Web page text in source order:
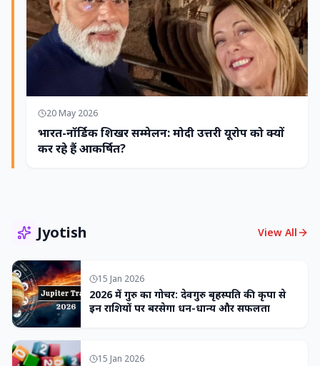
20 May 2026
भारत-नॉर्डिक शिखर सम्मेलन: मोदी उत्तरी यूरोप को क्यों
कर रहे हैं आकर्षित?
Jyotish View All
15 Jan 2026
2026 में गुरु का गोचर: देवगुरु बृहस्पति की कृपा से
इन राशियों पर बरसेगा धन-धान्य और सफलता
15 Jan 2026